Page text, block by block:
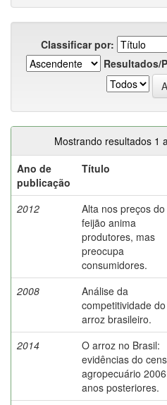
Classificar por:
Resultados/
Mostrando resultados 1
Ano de
publicação
Título
2012
Alta nos preços do
feijão anima
produtores, mas
preocupa
consumidores.
2008
Análise da
competitividade do
arroz brasileiro.
2014
O arroz no Brasil:
evidências do
agropecuário
anos posteriores.